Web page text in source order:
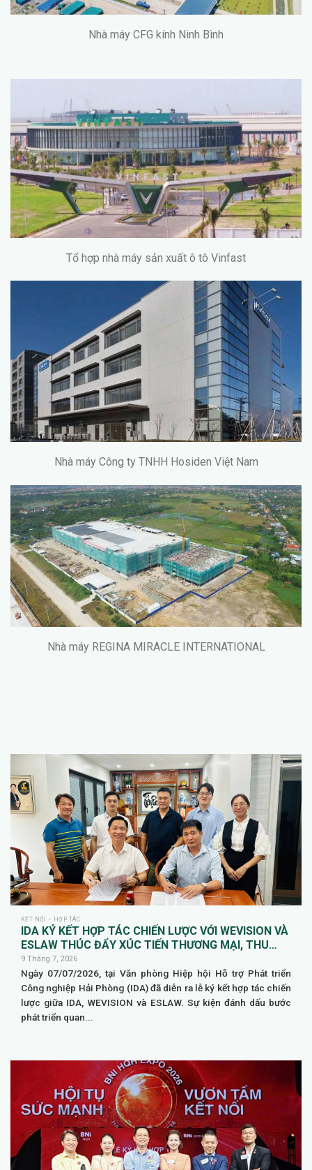
Nhà máy CFG kính Ninh Bình
Tổ hợp nhà máy sản xuất ô tô Vinfast
Nhà máy Công ty TNHH Hosiden Việt Nam
Nhà máy REGINA MIRACLE INTERNATIONAL
KẾT NỐI – HỢP TÁC
IDA KÝ KẾT HỢP TÁC CHIẾN LƯỢC VỚI WEVISION VÀ
ESLAW THÚC ĐẨY XÚC TIẾN THƯƠNG MẠI, THU
HÚT ĐẦU TƯ QUỐC TẾ
9 Tháng 7, 2026
Ngày 07/07/2026, tại Văn phòng Hiệp hội Hỗ trợ Phát triển
Công nghiệp Hải Phòng (IDA) đã diễn ra lễ ký kết hợp tác chiến
lược giữa IDA, WEVISION và ESLAW. Sự kiện đánh dấu bước
phát triển quan...